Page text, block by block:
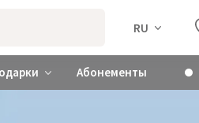
RU
Абонементы